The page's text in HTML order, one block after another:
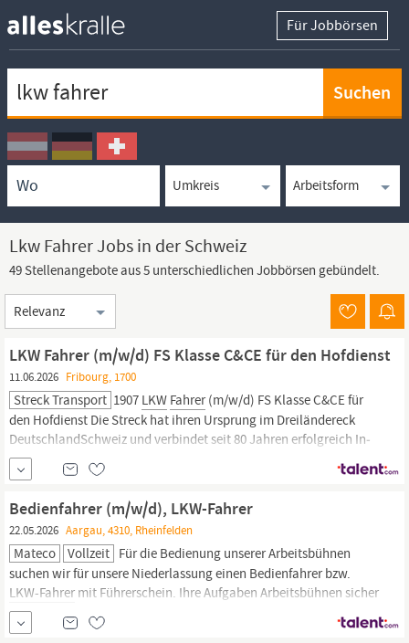
Für Jobbörsen
Ortssuche
Umkreissuche
Arbeitsform
Lkw Fahrer Jobs in der Schweiz
49 Stellenangebote aus 5 unterschiedlichen Jobbörsen gebündelt.
Sortierung
LKW Fahrer (m/w/d) FS Klasse C&CE für den Hofdienst
11.06.2026 Fribourg, 1700
Streck Transport 1907 LKW Fahrer(m/w/d) FS Klasse C&CE für
den Hofdienst Die Streck hat ih­ren Ur­sprung im Drei­län­der­eck
DeutschlandSchweiz und ver­bin­det seit 80 Jah­ren er­folg­reich In­
no­va­tion mit Tra­di­ti­on. Heu­te ist Streck Transport nicht nur füh­
rend, son­dern auch welt­weit tä­tig und über füh­ren­de Ko­o­pe­ra­tio­
Bedienfahrer (m/w/d), LKW-Fahrer
22.05.2026 Aargau, 4310, Rheinfelden
Mateco Vollzeit Für die Bedienung unserer Arbeitsbühnen
suchen wir für unsere Niederlassung einen Bedienfahrer bzw.
LKW-Fahrer mit Führerschein. Ihre Aufgaben Arbeitsbühnen sicher
und professionell beim Kunden vor Ort bedienen
Außergewöhnliche mateco-Technik nach Kundenwunsch